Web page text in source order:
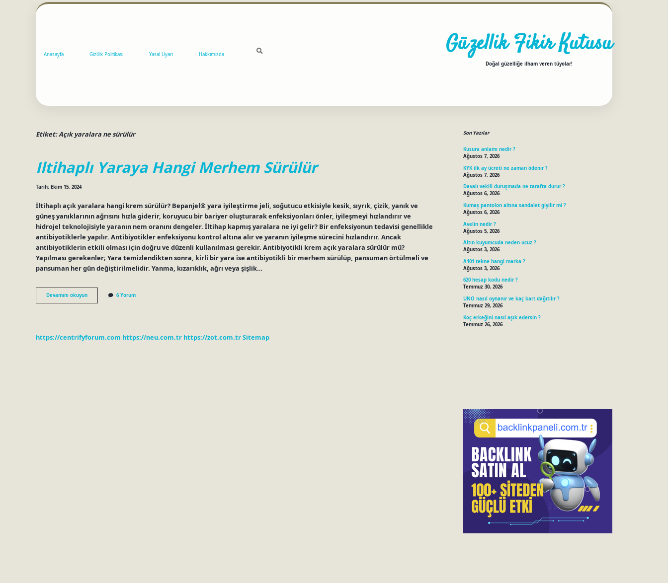
Anasayfa Gizlilik Politikası Yasal Uyarı Hakkımızda Güzellik Fikir Kutusu
Doğal güzelliğe ilham veren tüyolar!
Etiket:Açık yaralara ne sürülür
Iltihaplı Yaraya Hangi Merhem Sürülür
Tarih: Ekim 15, 2024
İltihaplı açık yaralara hangi krem sürülür? Bepanjel® yara iyileştirme jeli, soğutucu etkisiyle kesik, sıyrık, çizik, yanık ve
güneş yanıklarının ağrısını hızla giderir, koruyucu bir bariyer oluşturarak enfeksiyonları önler, iyileşmeyi hızlandırır ve
hidrojel teknolojisiyle yaranın nem oranını dengeler. İltihap kapmış yaralara ne iyi gelir? Bir enfeksiyonun tedavisi genellikle
antibiyotiklerle yapılır. Antibiyotikler enfeksiyonu kontrol altına alır ve yaranın iyileşme sürecini hızlandırır. Ancak
antibiyotiklerin etkili olması için doğru ve düzenli kullanılması gerekir. Antibiyotikli krem açık yaralara sürülür mü?
Yapılması gerekenler; Yara temizlendikten sonra, kirli bir yara ise antibiyotikli bir merhem sürülüp, pansuman örtülmeli ve
pansuman her gün değiştirilmelidir. Yanma, kızarıklık, ağrı veya şişlik…
Devamını okuyunIltihaplı
Yaraya
6 Yorum
https://centrifyforum.com https://neu.com.tr https://zot.com.trSitemap
Son Yazılar
Kusura anlamı nedir ?
Ağustos 7, 2026
KYK ilk ay ücreti ne zaman ödenir ?
Ağustos 7, 2026
Davalı vekili duruşmada ne tarafta durur ?
Ağustos 6, 2026
Kumaş pantolon altına sandalet giyilir mi ?
Ağustos 6, 2026
Avelin nedir ?
Ağustos 5, 2026
Altın kuyumcuda neden ucuz ?
Ağustos 3, 2026
A101 tekne hangi marka ?
Ağustos 3, 2026
620 hesap kodu nedir ?
Temmuz 30, 2026
UNO nasıl oynanır ve kaç kart dağıtılır ?
Temmuz 29, 2026
Koç erkeğini nasıl aşık edersin ?
Temmuz 26, 2026